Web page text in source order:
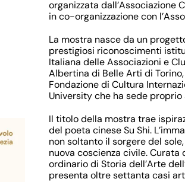
organizzata dall’Associazione
in co-organizzazione con l’
La mostra nasce da un
prestigiosi riconoscimenti
Italiana delle Associazioni e
Albertina di Belle Arti di Torino
Fondazione di Cultura
Universityche ha sede proprio
Il titolo della mostra trae
del poeta cinese Su Shi.
non soltanto il sorgere del
nuova coscienza civile. Curata
ordinario di Storia dell’Arte
presenta oltre settanta casi